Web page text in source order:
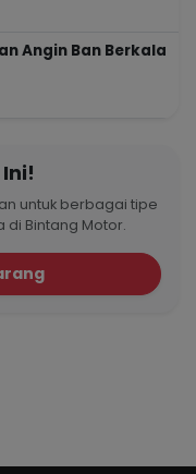
Angin Ban Berkala
untuk berbagai tipe
di Bintang Motor.